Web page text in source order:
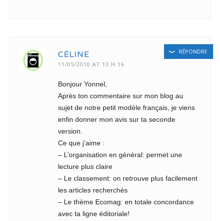
CÉLINE
11/05/2010 AT 13 H 16
Bonjour Yonnel,
Après ton commentaire sur mon blog au
sujet de notre petit modèle français, je viens
enfin donner mon avis sur ta seconde
version.
Ce que j’aime :
– L’organisation en général: permet une
lecture plus claire
– Le classement: on retrouve plus facilement
les articles recherchés
– Le thème Ecomag: en totale concordance
avec ta ligne éditoriale!
RÉPONDRE